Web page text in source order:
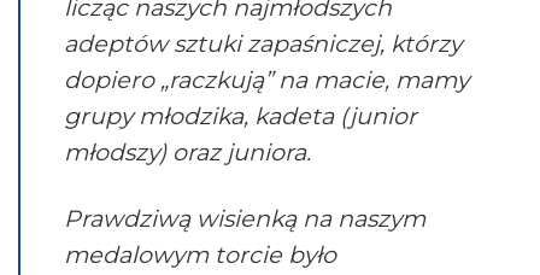
licząc naszych najmłodszych
adeptów sztuki zapaśniczej, którzy
dopiero „raczkują” na macie, mamy
grupy młodzika, kadeta (junior
młodszy) oraz juniora.
Prawdziwą wisienką na naszym
medalowym torcie było